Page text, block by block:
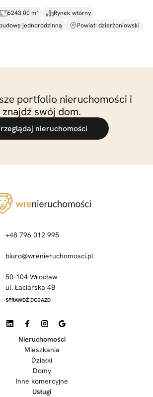
6243.00 m²
Rynek wtórny
jednorodzinną
Powiat: dzierżoniowski
portfolio nieruchomości i
znajdź swój dom.
nieruchomości
+48 796 012 995
biuro@wrenieruchomosci.pl
50-104 Wrocław
ul. Łaciarska 4B
SPRAWDŹ DOJAZD
Nieruchomości
Mieszkania
Działki
Domy
Inne komercyjne
Usługi